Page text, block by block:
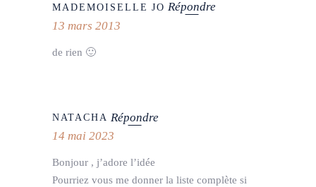
MADEMOISELLE JO Répondre
13 mars 2013
de rien 🙂
NATACHA Répondre
14 mai 2023
Bonjour , j’adore l’idée
Pourriez vous me donner la liste complète si